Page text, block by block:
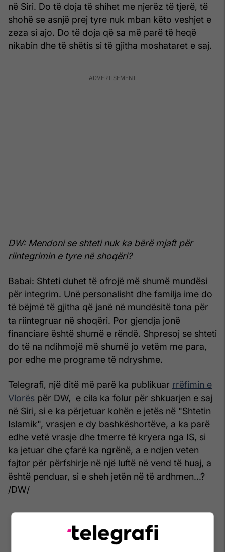
në Siri. Do të doja të shihet me njerëz të tjerë, të
shohë se asnjë prej tyre nuk mban këto veshjet e
zeza si ajo. Do të doja që sa më parë të heqë
nikabin dhe të shëtis si të gjitha moshataret e saj.
DW: Mendoni se shteti nuk ka bërë mjaft për
riintegrimin e tyre në shoqëri?
Babai: Shteti duhet të ofrojë më shumë mundësi
për integrim. Unë personalisht dhe familja ime do
të bëjmë të gjitha që janë në mundësitë tona për
ta riintegruar në shoqëri. Por gjendja jonë
financiare është shumë e rëndë. Shpresoj se shteti
do të na ndihmojë më shumë jo vetëm me para,
por edhe me programe të ndryshme.
Telegrafi, një ditë më parë ka publikuar rrëfimin e
Vlorës për DW, e cila ka folur për shkuarjen e saj
në Siri, si e ka përjetuar kohën e jetës në "Shtetin
Islamik", vrasjen e dy bashkëshortëve, a ka parë
edhe vetë vrasje dhe tmerre të kryera nga IS, si
ka jetuar dhe çfarë ka ngrënë, a e ndjen veten
fajtor për përfshirje në një luftë në vend të huaj, a
është penduar, si e sheh jetën në të ardhmen...?
/DW/